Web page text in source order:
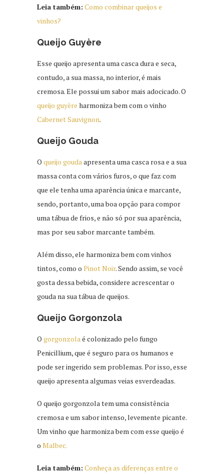
Leia também: Como combinar queijos e
vinhos?
Queijo Guyère
Esse queijo apresenta uma casca dura e seca,
contudo, a sua massa, no interior, é mais
cremosa. Ele possui um sabor mais adocicado. O
queijo guyère harmoniza bem com o vinho
Cabernet Sauvignon.
Queijo Gouda
O queijo goudaapresenta uma casca rosa e a sua
massa conta com vários furos, o que faz com
que ele tenha uma aparência única e marcante,
sendo, portanto, uma boa opção para compor
uma tábua de frios, e não só por sua aparência,
mas por seu sabor marcante também.
Além disso, ele harmoniza bem com vinhos
tintos, como o Pinot Noir. Sendo assim, se você
gosta dessa bebida, considere acrescentar o
gouda na sua tábua de queijos.
Queijo Gorgonzola
O gorgonzolaé colonizado pelo fungo
Penicillium, que é seguro para os humanos e
pode ser ingerido sem problemas. Por isso, esse
queijo apresenta algumas veias esverdeadas.
O queijo gorgonzola tem uma consistência
cremosa e um sabor intenso, levemente picante.
Um vinho que harmoniza bem com esse queijo é
o Malbec.
Leia também: Conheça as diferenças entre o